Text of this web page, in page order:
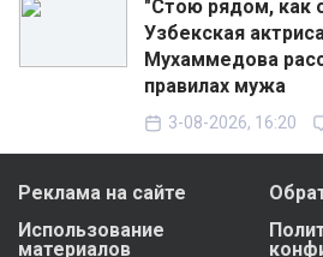
"Стою рядом, как
Узбекская
Мухаммедова
правилах мужа
3-08-2026, 16:20
Реклама на сайте
Использование
материалов